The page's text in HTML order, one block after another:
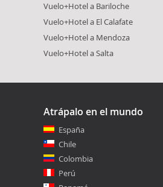
Vuelo+Hotel a Bariloche
Vuelo+Hotel a El Calafate
Vuelo+Hotel a Mendoza
Vuelo+Hotel a Salta
Atrápalo en el mundo
España
Chile
Colombia
Perú